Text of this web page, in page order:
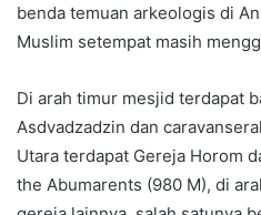
benda temuan arkeologis di
Muslim setempat masih
Di arah timur mesjid terdapat
Asdvadzadzin dan
Utara terdapat Gereja Horom
the Abumarents (980 M), di